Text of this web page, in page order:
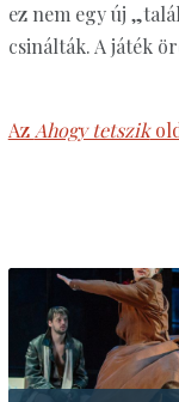
ez nem egy új
csinálták. A játék
AzAhogy tetszik